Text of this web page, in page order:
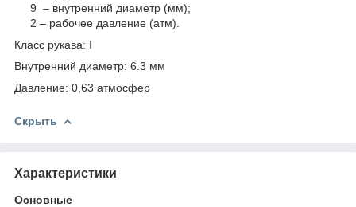
9 – внутренний диаметр (мм);
2 – рабочее давление (атм).
Класс рукава: I
Внутренний диаметр: 6.3 мм
Давление: 0,63 атмосфер
Скрыть
Характеристики
Основные